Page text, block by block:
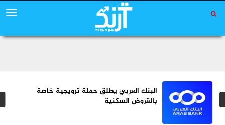
البنك العربي يطلق حملة ترويجية خاصة
بالقروض السكنية